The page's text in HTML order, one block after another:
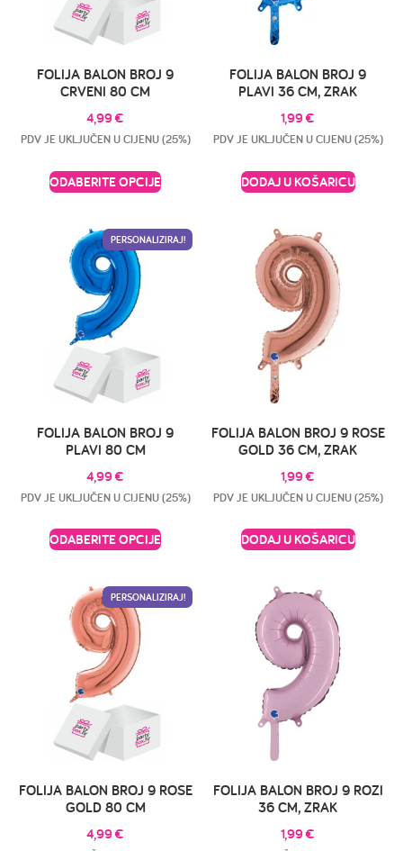
FOLIJA BALON BROJ 9
CRVENI 80 CM
4,99€
PDV JE UKLJUČEN U CIJENU (25%)
ODABERITE OPCIJE
FOLIJA BALON BROJ 9
PLAVI 36 CM, ZRAK
1,99€
PDV JE UKLJUČEN U CIJENU (25%)
DODAJ U KOŠARICU
PERSONALIZIRAJ!
FOLIJA BALON BROJ 9
PLAVI 80 CM
4,99€
PDV JE UKLJUČEN U CIJENU (25%)
ODABERITE OPCIJE
FOLIJA BALON BROJ 9 ROSE
GOLD 36 CM, ZRAK
1,99€
PDV JE UKLJUČEN U CIJENU (25%)
DODAJ U KOŠARICU
PERSONALIZIRAJ!
FOLIJA BALON BROJ 9 ROSE
GOLD 80 CM
4,99€
FOLIJA BALON BROJ 9 ROZI
36 CM, ZRAK
1,99€